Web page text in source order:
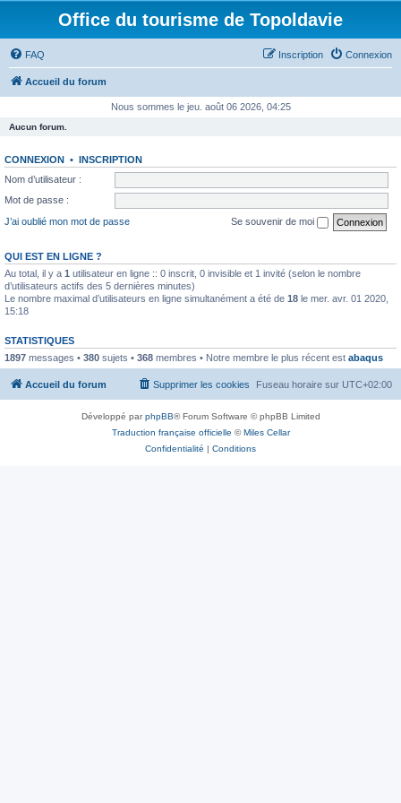
Office du tourisme de Topoldavie
FAQ Connexion
Inscription
Accueil du forum
Nous sommes le jeu. août 06 2026, 04:25
Aucun forum.
CONNEXION • INSCRIPTION
Nom d’utilisateur :
Mot de passe :
J’ai oublié mon mot de passe
Se souvenir de moi
QUI EST EN LIGNE ?
Au total, il y a 1 utilisateur en ligne :: 0 inscrit, 0 invisible et 1 invité (selon le nombre
d’utilisateurs actifs des 5 dernières minutes)
Le nombre maximal d’utilisateurs en ligne simultanément a été de 18 le mer. avr. 01 2020,
15:18
STATISTIQUES
1897 messages • 380 sujets • 368 membres • Notre membre le plus récent est abaqus
Accueil du forum Fuseau horaire sur UTC+02:00
Supprimer les cookies
Développé parphpBB® Forum Software © phpBB Limited
Traduction française officielle ©Miles Cellar
Confidentialité | Conditions